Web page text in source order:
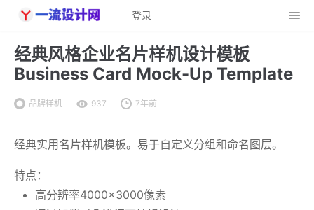
登录
经典风格企业名片样机设计模板
Business Card Mock-Up Template
品牌样机 937 7年前
经典实用名片样机模板。易于自定义分组和命名图层。
特点：
高分辨率4000×3000像素